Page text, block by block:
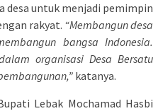
desa untuk menjadi pemimpin
rakyat. “Membangun desa
bangsa Indonesia.
organisasi Desa Bersatu
katanya.
Lebak Mochamad Hasbi